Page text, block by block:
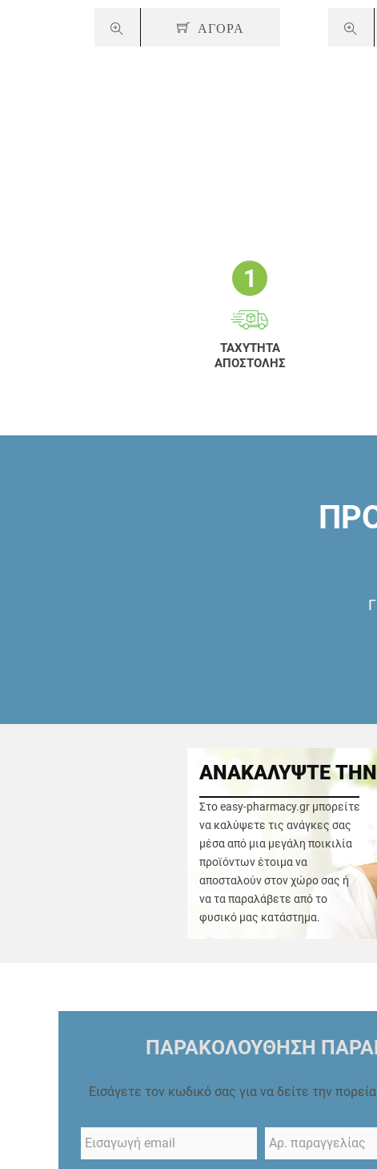
ΑΓΟΡΑ
ΤΑΧΥΤΗΤΑ
ΑΠΟΣΤΟΛΗΣ
ΑΝΑΚΑΛΥΨΤΕ
Στο easy-pharmacy.gr μπορείτε
να καλύψετε τις ανάγκες σας
μέσα από μια μεγάλη ποικιλία
προϊόντων έτοιμα να
αποσταλούν στον χώρο σας ή
να τα παραλάβετε από το
φυσικό μας κατάστημα.
ΠΑΡΑΚΟΛΟΥΘΗΣΗ
Εισάγετε τον κωδικό σας για να δείτε την